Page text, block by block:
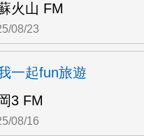
火山 FM
08/23
一起fun旅遊
3 FM
08/16